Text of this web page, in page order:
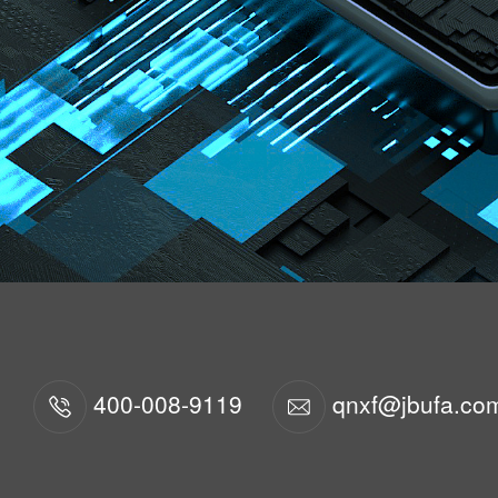
400-008-9119